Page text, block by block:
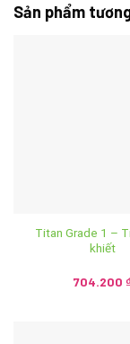
Sản phẩm
Titan Grade 1 –
khiết
704.200